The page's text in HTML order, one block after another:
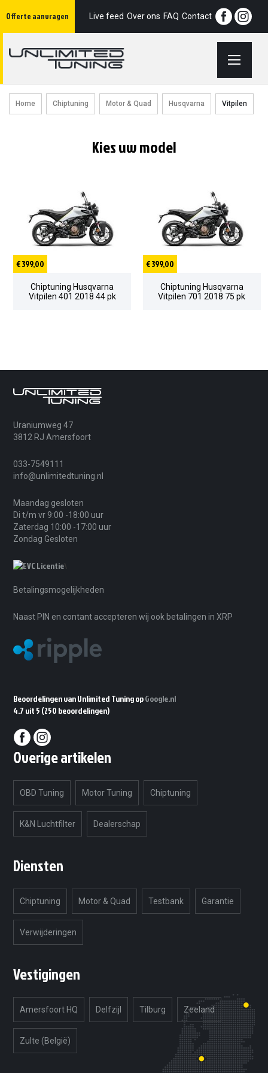
Offerte aanvragen
naarLive feed Over ons FAQ Contact
Home Chiptuning Motor & Quad Husqvarna Vitpilen
Kies uw model
€ 399,00
Chiptuning Husqvarna
Vitpilen 401 2018 44 pk
€ 399,00
Chiptuning Husqvarna
Vitpilen 701 2018 75 pk
Uraniumweg 47
3812 RJ Amersfoort
033-7549111
info@unlimitedtuning.nl
Maandag gesloten
Di t/m vr 9:00 -18:00 uur
Zaterdag 10:00 -17:00 uur
Zondag Gesloten
Betalingsmogelijkheden
Naast PIN en contant accepteren wij ook betalingen in XRP
Beoordelingen van Unlimited Tuning opGoogle.nl
4.7 uit 5 (250 beoordelingen)
Overige artikelen
OBD Tuning Motor Tuning Chiptuning
K&N Luchtfilter Dealerschap
Diensten
Chiptuning Motor & Quad Testbank Garantie
Verwijderingen
Vestigingen
Amersfoort HQ Delfzijl Tilburg Zeeland
Zulte (België)